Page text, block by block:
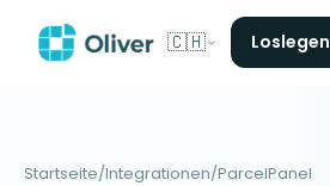
🇨🇭 Loslegen
Startseite/Integrationen/ParcelPanel